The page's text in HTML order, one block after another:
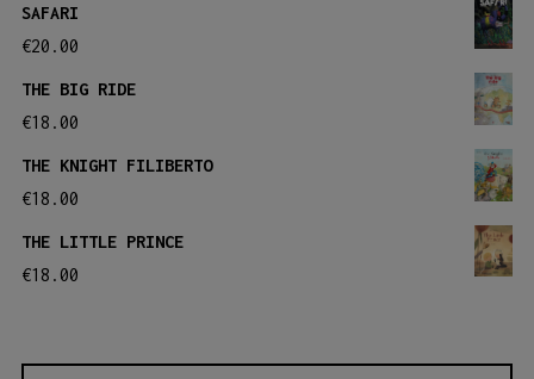
SAFARI
€20.00
THE BIG RIDE
€18.00
THE KNIGHT FILIBERTO
€18.00
THE LITTLE PRINCE
€18.00